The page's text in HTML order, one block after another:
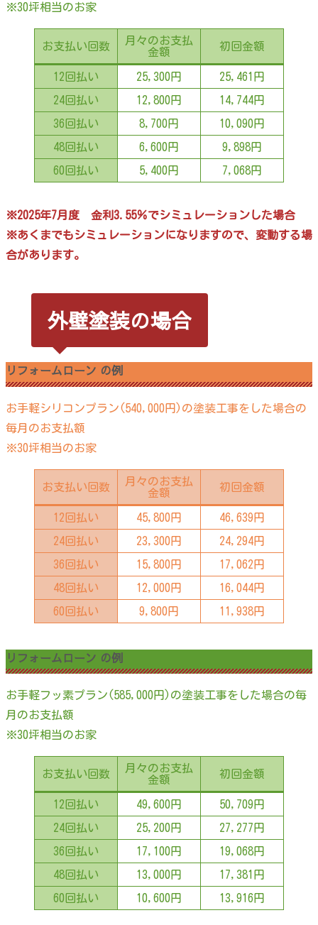
※30坪相当のお家
お支払い回数
月々のお支払
金額
初回金額
12回払い 25,300円 25,461円
24回払い 12,800円 14,744円
36回払い 8,700円 10,090円
48回払い 6,600円 9,898円
60回払い 5,400円 7,068円
※2025年7月度 金利3.55％でシミュレーションした場合
※あくまでもシミュレーションになりますので、変動する場
合があります。
外壁塗装の場合
リフォームローン の例
お手軽シリコンプラン(540,000円)の塗装工事をした場合の
毎月のお支払額
※30坪相当のお家
お支払い回数
月々のお支払
金額
初回金額
12回払い 45,800円 46,639円
24回払い 23,300円 24,294円
36回払い 15,800円 17,062円
48回払い 12,000円 16,044円
60回払い 9,800円 11,938円
リフォームローン の例
お手軽フッ素プラン(585,000円)の塗装工事をした場合の毎
月のお支払額
※30坪相当のお家
お支払い回数
月々のお支払
金額
初回金額
12回払い 49,600円 50,709円
24回払い 25,200円 27,277円
36回払い 17,100円 19,068円
48回払い 13,000円 17,381円
60回払い 10,600円 13,916円